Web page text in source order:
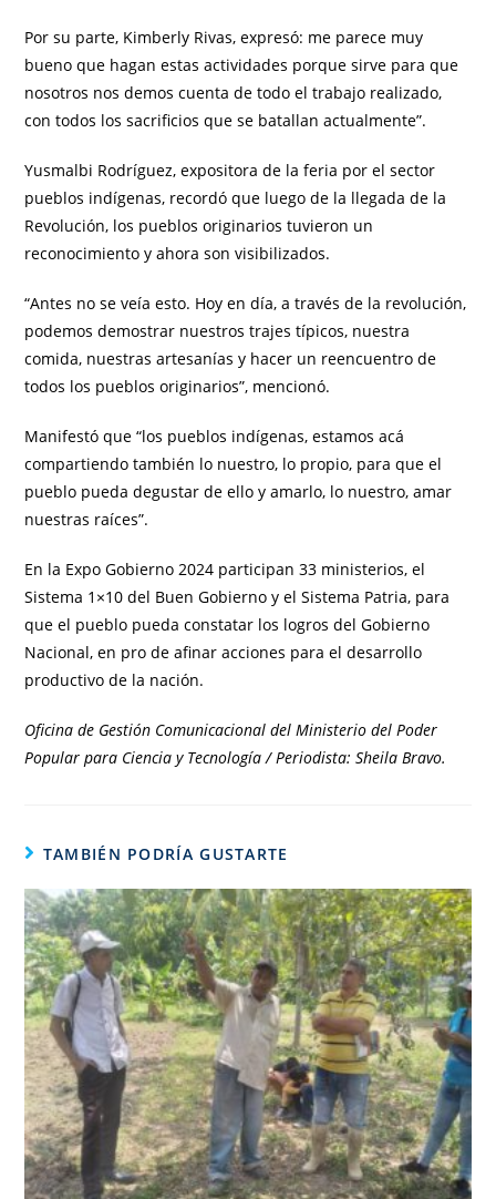
Por su parte, Kimberly Rivas, expresó: me parece muy
bueno que hagan estas actividades porque sirve para que
nosotros nos demos cuenta de todo el trabajo realizado,
con todos los sacrificios que se batallan actualmente”.
Yusmalbi Rodríguez, expositora de la feria por el sector
pueblos indígenas, recordó que luego de la llegada de la
Revolución, los pueblos originarios tuvieron un
reconocimiento y ahora son visibilizados.
“Antes no se veía esto. Hoy en día, a través de la revolución,
podemos demostrar nuestros trajes típicos, nuestra
comida, nuestras artesanías y hacer un reencuentro de
todos los pueblos originarios”, mencionó.
Manifestó que “los pueblos indígenas, estamos acá
compartiendo también lo nuestro, lo propio, para que el
pueblo pueda degustar de ello y amarlo, lo nuestro, amar
nuestras raíces”.
En la Expo Gobierno 2024 participan 33 ministerios, el
Sistema 1×10 del Buen Gobierno y el Sistema Patria, para
que el pueblo pueda constatar los logros del Gobierno
Nacional, en pro de afinar acciones para el desarrollo
productivo de la nación.
Oficina de Gestión Comunicacional del Ministerio del Poder
Popular para Ciencia y Tecnología / Periodista: Sheila Bravo.
TAMBIÉN PODRÍA GUSTARTE